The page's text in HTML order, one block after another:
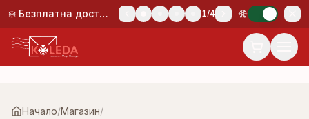
Към основното съдържание
❄️ Безплатна доставка при поръчка над 50,00 €! 1/4
Начало/Магазин/